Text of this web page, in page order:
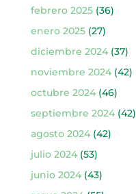
febrero 2025(36)
enero 2025(27)
diciembre 2024(37)
noviembre 2024(42)
octubre 2024(46)
septiembre 2024(42)
agosto 2024(42)
julio 2024(53)
junio 2024(43)